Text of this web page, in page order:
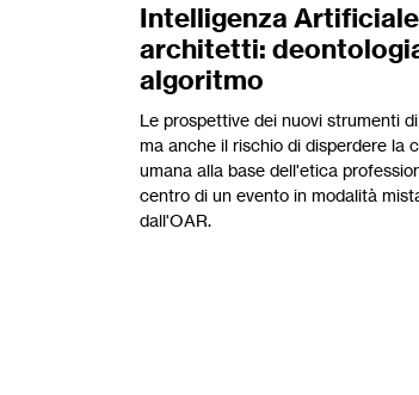
Intelligenza
architetti:
algoritmo
Le prospettive dei nuovi strumenti
ma anche il rischio di disperdere la
umana alla base dell'etica
centro di un evento in modalità
dall'OAR.